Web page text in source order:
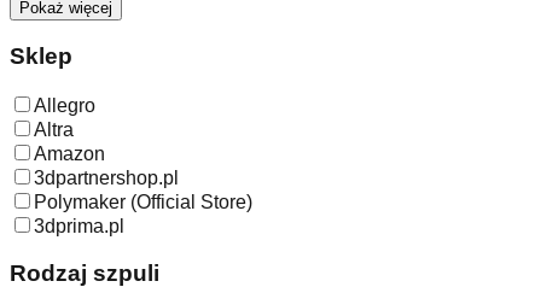
Pokaż więcej
Sklep
Allegro
Altra
Amazon
3dpartnershop.pl
Polymaker (Official Store)
3dprima.pl
Rodzaj szpuli